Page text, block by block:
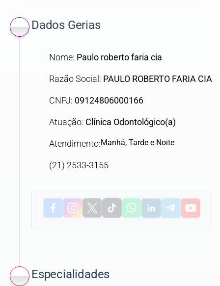
Dados Gerias
Nome: Paulo roberto faria cia
Razão Social: PAULO ROBERTO FARIA CIA
CNPJ: 09124806000166
Atuação: Clínica Odontológico(a)
Atendimento:Manhã, Tarde e Noite
(21) 2533-3155
Especialidades